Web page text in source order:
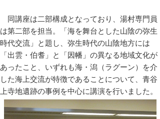
同講座は二部構成となっており、湯村専門員
は第二部を担当。「海を舞台とした山陰の弥生
時代交流」と題し、弥生時代の山陰地方には
「出雲・伯耆」と「因幡」の異なる地域文化が
あったこと、いずれも海・潟（ラグーン）を介
した海上交流が特徴であることについて、青谷
上寺地遺跡の事例を中心に講演を行いました。